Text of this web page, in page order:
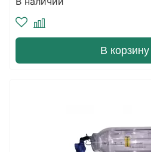
В корзину